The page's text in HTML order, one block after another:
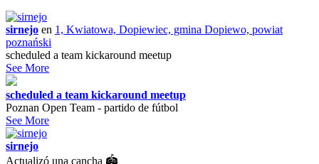
sirnejo en 1, Kwiatowa, Dopiewiec, gmina Dopiewo, powiat
poznański
scheduled a team kickaround meetup
See More
scheduled a team kickaround meetup
Poznan Open Team - partido de fútbol
See More
sirnejo
Actualizó una cancha 🏟